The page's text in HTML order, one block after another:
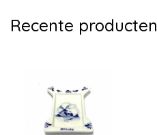
Recente producten